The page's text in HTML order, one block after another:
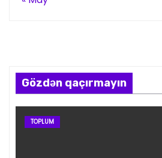
Gözdən qaçırmayın
TOPLUM